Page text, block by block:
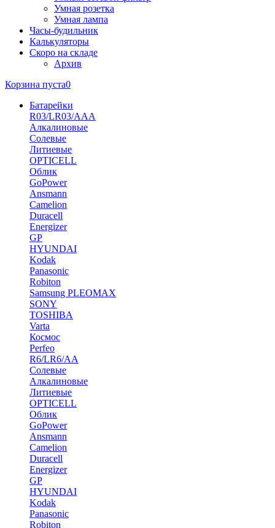
Умная розетка
Умная лампа
Часы-будильник
Калькуляторы
Скоро на складе
Архив
Корзина пуста0
Батарейки
R03/LR03/AAA
Алкалиновые
Солевые
Литиевые
OPTICELL
Облик
GoPower
Ansmann
Camelion
Duracell
Energizer
GP
HYUNDAI
Kodak
Panasonic
Robiton
Samsung PLEOMAX
SONY
TOSHIBA
Varta
Космос
Perfeo
R6/LR6/AA
Солевые
Алкалиновые
Литиевые
OPTICELL
Облик
GoPower
Ansmann
Camelion
Duracell
Energizer
GP
HYUNDAI
Kodak
Panasonic
Robiton